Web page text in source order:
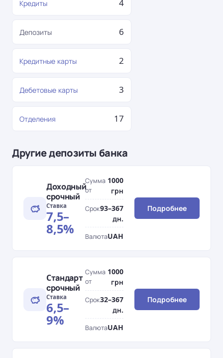
Кредиты 4
Депозиты 6
Кредитные карты 2
Дебетовые карты 3
Отделения 17
Другие депозиты банка
Доходный
срочный
Ставка
7,5–
8,5%
Сумма
от
1000
грн
Срок93–367
дн.
ВалютаUAH
Подробнее
Cтандарт
срочный
Ставка
6,5–
9%
Сумма
от
1000
грн
Срок32–367
дн.
ВалютаUAH
Подробнее